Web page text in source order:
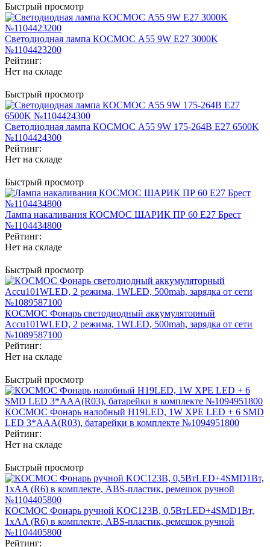
Быстрый просмотр
Светодиодная лампа КОСМОС А55 9W Е27 3000K
№1104423200
Рейтинг:
Нет на складе
Быстрый просмотр
Светодиодная лампа КОСМОС А55 9W 175-264В Е27 6500K
№1104424300
Рейтинг:
Нет на складе
Быстрый просмотр
Лампа накаливания КОСМОС ШАРИК ПР 60 Е27 Брест
№1104434800
Рейтинг:
Нет на складе
Быстрый просмотр
КОСМОС Фонарь светодиодный аккумуляторный
Accu101WLED, 2 режима, 1WLED, 500mah, зарядка от сети
№1089587100
Рейтинг:
Нет на складе
Быстрый просмотр
КОСМОС Фонарь налобный H19LED, 1W XPE LED + 6 SMD
LED 3*AAA(R03), батарейки в комплекте №1094951800
Рейтинг:
Нет на складе
Быстрый просмотр
КОСМОС Фонарь ручной KOC123B, 0,5ВтLED+4SMD1Вт,
1xAA (R6) в комплекте, ABS-пластик, ремешок ручной
№1104405800
Рейтинг: